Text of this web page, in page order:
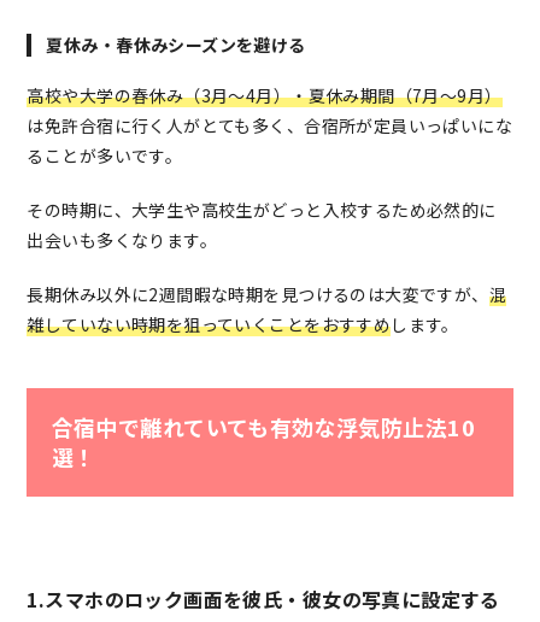
夏休み・春休みシーズンを避ける
高校や大学の春休み（3月～4月）・夏休み期間（7月～9月）
は免許合宿に行く人がとても多く、合宿所が定員いっぱいにな
ることが多いです。
その時期に、大学生や高校生がどっと入校するため必然的に
出会いも多くなります。
長期休み以外に2週間暇な時期を見つけるのは大変ですが、 混
雑していない時期を狙っていくことをおすすめします。
合宿中で離れていても有効な浮気防止法10
選！
1.スマホのロック画面を彼氏・彼女の写真に設定する